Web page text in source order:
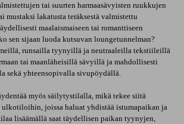
tai suurten harmaasävyisten ruukkujen
mustaksi lakatusta teräksestä valmistettu
maalaismaiseen tai romanttiseen
sen sijaan luoda kutsuvan loungetunnelman?
runsailla tyynyillä ja neutraaleilla tekstiileillä
tai maanläheisillä sävyillä ja mahdollisesti
sekä yhteensopivalla sivupöydällä.
myös säilytystilalla, mikä tekee siitä
joissa haluat yhdistää istumapaikan ja
lisäämällä saat täydellisen paikan tyynyjen,